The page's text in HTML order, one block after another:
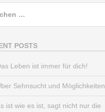
POSTS
Leben ist immer für dich!
Sehnsucht und Möglichkeiten
ist wie es ist, sagt nicht nur die